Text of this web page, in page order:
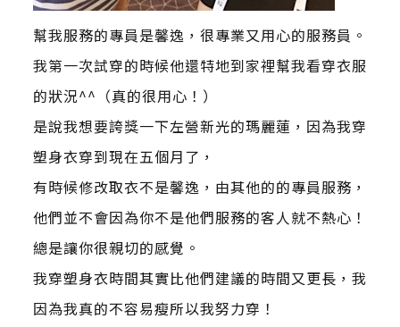
幫我服務的專員是馨逸，很專業又用心的服務員。
我第一次試穿的時候他還特地到家裡幫我看穿衣服
的狀況^^（真的很用心！）
是說我想要誇獎一下左營新光的瑪麗蓮，因為我穿
塑身衣穿到現在五個月了，
有時候修改取衣不是馨逸，由其他的的專員服務，
他們並不會因為你不是他們服務的客人就不熱心！
總是讓你很親切的感覺。
我穿塑身衣時間其實比他們建議的時間又更長，我
因為我真的不容易瘦所以我努力穿！